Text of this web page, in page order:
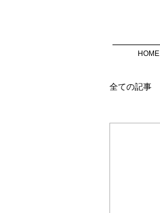
HOME
全ての記事